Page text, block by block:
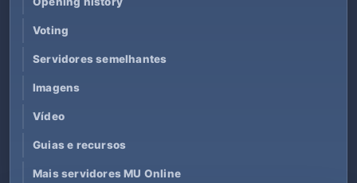
Voting
Servidores semelhantes
Imagens
Vídeo
Guias e recursos
Mais servidores MU Online